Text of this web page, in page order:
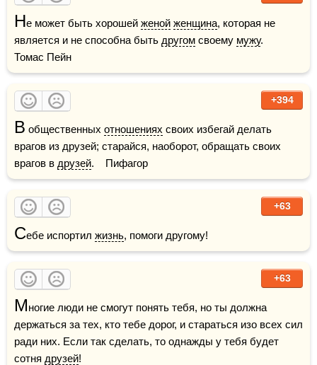
Не может быть хорошей женой женщина, которая не
является и не способна быть другом своему мужу.
Томас Пейн
+394
В общественных отношениях своих избегай делать
врагов из друзей; старайся, наоборот, обращать своих
врагов в друзей.    Пифагор
+63
Себе испортил жизнь, помоги другому!
+63
Многие люди не смогут понять тебя, но ты должна
держаться за тех, кто тебе дорог, и стараться изо всех сил
ради них. Если так сделать, то однажды у тебя будет
сотня друзей!